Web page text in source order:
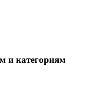
и категориям